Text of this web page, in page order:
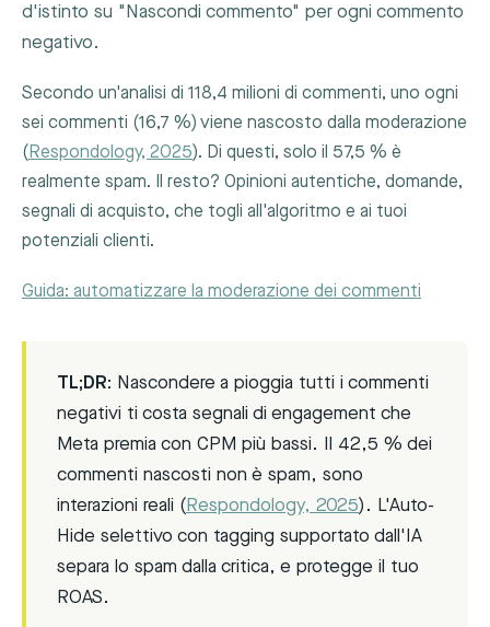
d'istinto su "Nascondi commento" per ogni commento
negativo.
Secondo un'analisi di 118,4 milioni di commenti, uno ogni
sei commenti (16,7 %) viene nascosto dalla moderazione
(Respondology, 2025). Di questi, solo il 57,5 % è
realmente spam. Il resto? Opinioni autentiche, domande,
segnali di acquisto, che togli all'algoritmo e ai tuoi
potenziali clienti.
Guida: automatizzare la moderazione dei commenti
TL;DR: Nascondere a pioggia tutti i commenti
negativi ti costa segnali di engagement che
Meta premia con CPM più bassi. Il 42,5 % dei
commenti nascosti non è spam, sono
interazioni reali (Respondology, 2025). L'Auto-
Hide selettivo con tagging supportato dall'IA
separa lo spam dalla critica, e protegge il tuo
ROAS.